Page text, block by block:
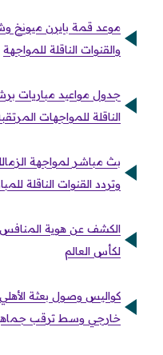
موعد قمة بايرن ميونخ
والقنوات الناقلة للمواجهة
جدول مواعيد مباريات
الناقلة للمواجهات المرتقبة 22/04/
وتردد القنوات الناقلة
لكأس العالم
كواليس وصول بعثة
خارجي وسط ترقب